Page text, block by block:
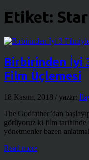
Etiket:
Birbirinden İyi
Film Üçlemesi
18 Kasım, 2018 / yazar:
The Godfather’dan
görüyoruz ki film tarihinde
yönetmenler bazen
Read more